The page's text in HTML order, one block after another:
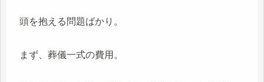
頭を抱える問題ばかり。
まず、葬儀一式の費用。